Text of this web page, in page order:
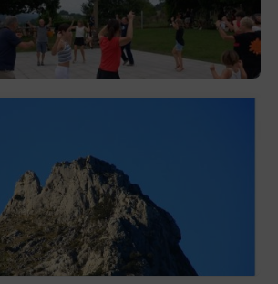
sus fiestas con una cena
Ansorregi eta Larrañaga
Duranguesado»,
de la nueva exposición en